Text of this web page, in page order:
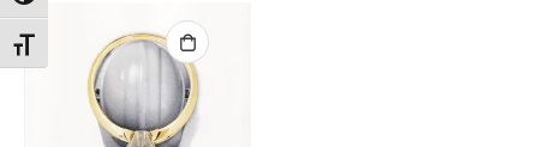
Alternar tamaño de letra